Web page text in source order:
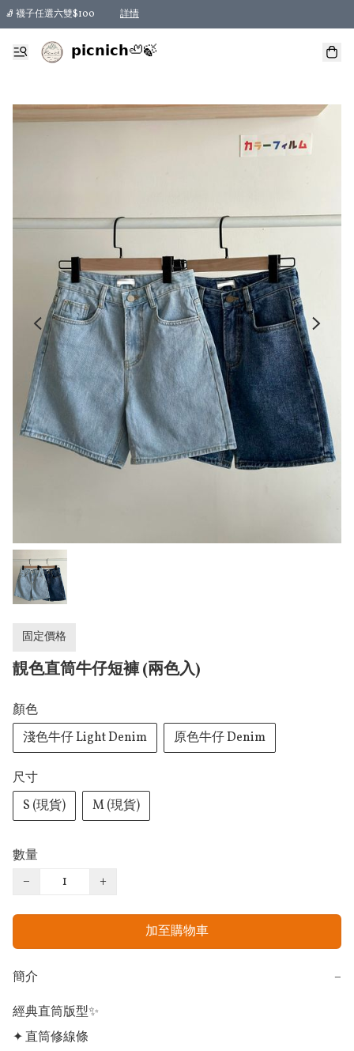
🧦 襪子任選六雙$100 詳情
𝗽𝗶𝗰𝗻𝗶𝗰𝗵🦥🍃
固定價格
靚色直筒牛仔短褲 (兩色入)
顏色
淺色牛仔 Light Denim
原色牛仔 Denim
尺寸
S (現貨)
M (現貨)
數量
−
+
加至購物車
簡介
−
經典直筒版型✨
✦ 直筒修線條